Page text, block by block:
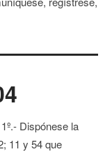
Dispónese la
11 y 54 que